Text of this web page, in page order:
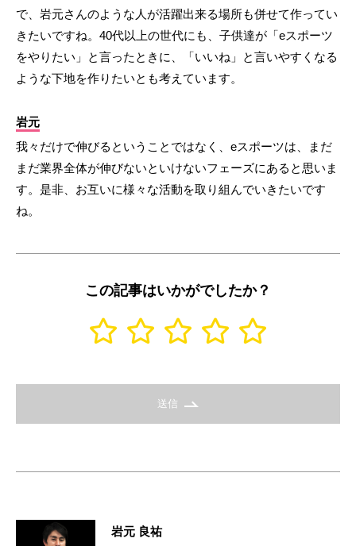
で、岩元さんのような人が活躍出来る場所も併せて作ってい
きたいですね。40代以上の世代にも、子供達が「eスポーツ
をやりたい」と言ったときに、「いいね」と言いやすくなる
ような下地を作りたいとも考えています。
岩元
我々だけで伸びるということではなく、eスポーツは、まだ
まだ業界全体が伸びないといけないフェーズにあると思いま
す。是非、お互いに様々な活動を取り組んでいきたいです
ね。
この記事はいかがでしたか？
送信
岩元 良祐